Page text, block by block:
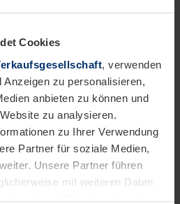
Cookies
, verwenden
zu personalisieren,
anbieten zu können und
zu analysieren.
zu Ihrer Verwendung
Partner für soziale Medien,
Unsere Partner führen
mit weiteren Daten
bereitgestellt haben oder die